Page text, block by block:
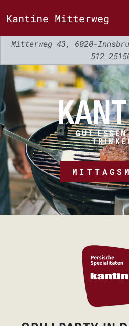
Kantine Mitterweg
Mitterweg 43, 6020-
512
GUT